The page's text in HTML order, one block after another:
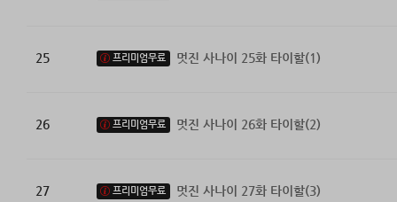
25 프리미엄무료 멋진 사나이 25화 타이할(1)
26 프리미엄무료 멋진 사나이 26화 타이할(2)
27 프리미엄무료 멋진 사나이 27화 타이할(3)